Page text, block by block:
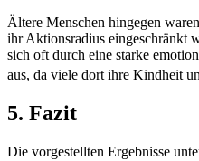
Ältere Menschen hingegen
ihr Aktionsradius eingeschränkt
sich oft durch eine starke
aus, da viele dort ihre Kindheit
5. Fazit
Die vorgestellten Ergebnisse